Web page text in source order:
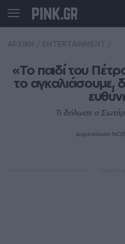
«Το παιδί του
το αγκαλιάσουμε,
Τι δήλωσε ο
Δημοσίευση ΝΟE